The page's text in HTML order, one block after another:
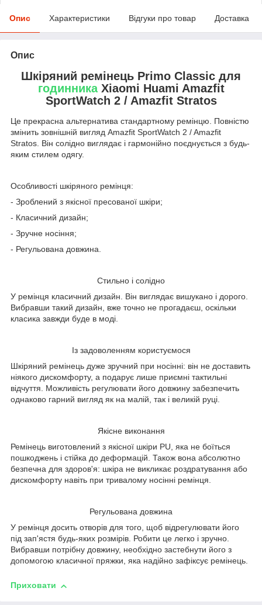
Опис Характеристики Відгуки про товар Доставка
Опис
Шкіряний ремінець Primo Classic для
годинникаXiaomi Huami Amazfit
SportWatch 2 / Amazfit Stratos
Це прекрасна альтернатива стандартному ремінцю. Повністю
змінить зовнішній вигляд Amazfit SportWatch 2 / Amazfit
Stratos. Він солідно виглядає і гармонійно поєднується з будь-
яким стилем одягу.
Особливості шкіряного ремінця:
- Зроблений з якісної пресованої шкіри;
- Класичний дизайн;
- Зручне носіння;
- Регульована довжина.
Стильно і солідно
У ремінця класичний дизайн. Він виглядає вишукано і дорого.
Вибравши такий дизайн, вже точно не прогадаєш, оскільки
класика завжди буде в моді.
Із задоволенням користуємося
Шкіряний ремінець дуже зручний при носінні: він не доставить
ніякого дискомфорту, а подарує лише приємні тактильні
відчуття. Можливість регулювати його довжину забезпечить
однаково гарний вигляд як на малій, так і великій руці.
Якісне виконання
Ремінець виготовлений з якісної шкіри PU, яка не боїться
пошкоджень і стійка до деформацій. Також вона абсолютно
безпечна для здоров'я: шкіра не викликає роздратування або
дискомфорту навіть при тривалому носінні ремінця.
Регульована довжина
У ремінця досить отворів для того, щоб відрегулювати його
під зап'ястя будь-яких розмірів. Робити це легко і зручно.
Вибравши потрібну довжину, необхідно застебнути його з
допомогою класичної пряжки, яка надійно зафіксує ремінець.
Приховати